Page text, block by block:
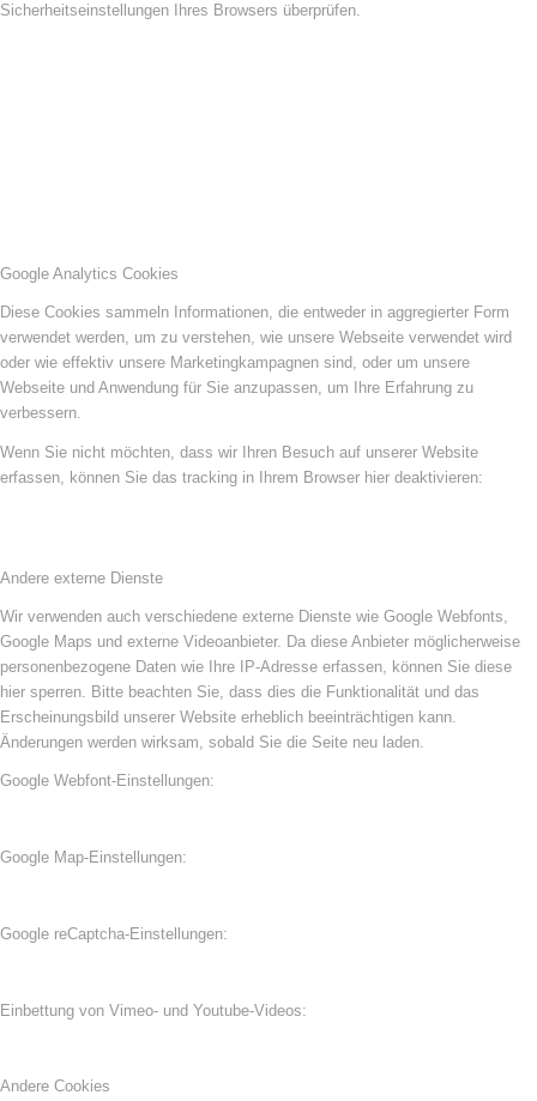
Sicherheitseinstellungen Ihres Browsers überprüfen.
Google Analytics Cookies
Diese Cookies sammeln Informationen, die entweder in aggregierter Form
verwendet werden, um zu verstehen, wie unsere Webseite verwendet wird
oder wie effektiv unsere Marketingkampagnen sind, oder um unsere
Webseite und Anwendung für Sie anzupassen, um Ihre Erfahrung zu
verbessern.
Wenn Sie nicht möchten, dass wir Ihren Besuch auf unserer Website
erfassen, können Sie das tracking in Ihrem Browser hier deaktivieren:
Andere externe Dienste
Wir verwenden auch verschiedene externe Dienste wie Google Webfonts,
Google Maps und externe Videoanbieter. Da diese Anbieter möglicherweise
personenbezogene Daten wie Ihre IP-Adresse erfassen, können Sie diese
hier sperren. Bitte beachten Sie, dass dies die Funktionalität und das
Erscheinungsbild unserer Website erheblich beeinträchtigen kann.
Änderungen werden wirksam, sobald Sie die Seite neu laden.
Google Webfont-Einstellungen:
Google Map-Einstellungen:
Google reCaptcha-Einstellungen:
Einbettung von Vimeo- und Youtube-Videos:
Andere Cookies